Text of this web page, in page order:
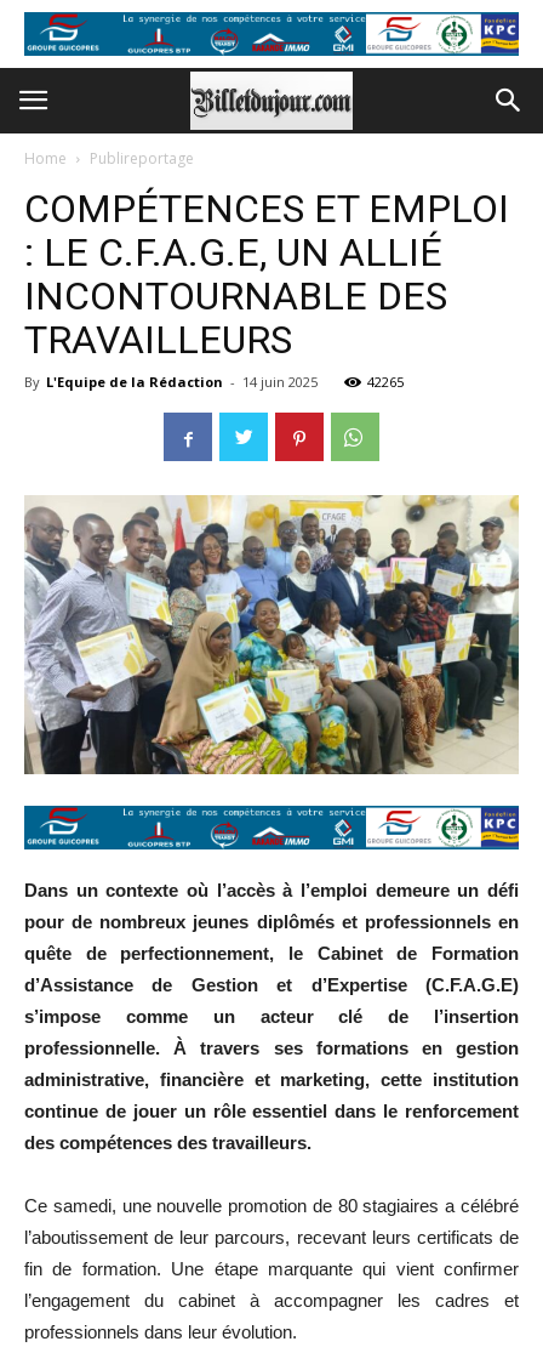
Home Publireportage
COMPÉTENCES ET EMPLOI
: LE C.F.A.G.E, UN ALLIÉ
INCONTOURNABLE DES
TRAVAILLEURS
By L'Equipe de la Rédaction - 14 juin 2025 42265
Dans un contexte où l’accès à l’emploi demeure un défi
pour de nombreux jeunes diplômés et professionnels en
quête de perfectionnement, le Cabinet de Formation
d’Assistance de Gestion et d’Expertise (C.F.A.G.E)
s’impose comme un acteur clé de l’insertion
professionnelle. À travers ses formations en gestion
administrative, financière et marketing, cette institution
continue de jouer un rôle essentiel dans le renforcement
des compétences des travailleurs.
Ce samedi, une nouvelle promotion de 80 stagiaires a célébré
l’aboutissement de leur parcours, recevant leurs certificats de
fin de formation. Une étape marquante qui vient confirmer
l’engagement du cabinet à accompagner les cadres et
professionnels dans leur évolution.